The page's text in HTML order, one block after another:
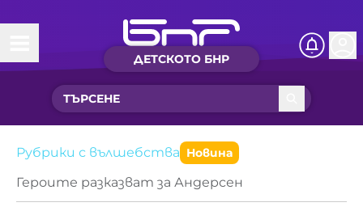
ДЕТСКОТО БНР
Начало
Какво ново?
Рубрики с вълшебства
Детско радио
Рубрики с вълшебства Новина
Героите разказват за Андерсен